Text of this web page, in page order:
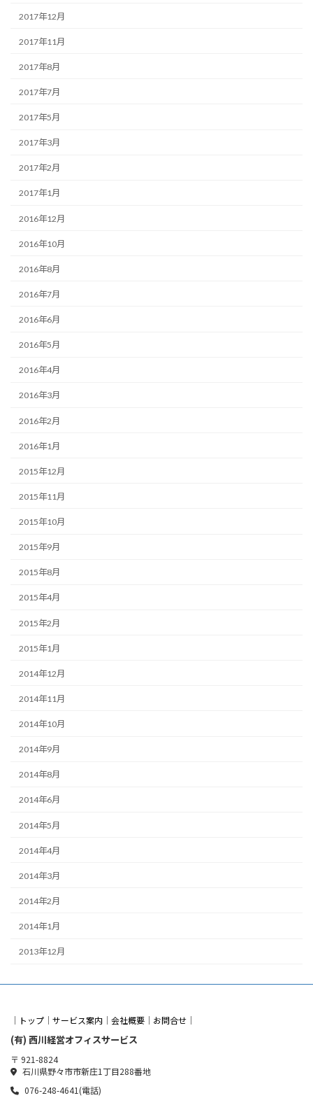
2017年12月
2017年11月
2017年8月
2017年7月
2017年5月
2017年3月
2017年2月
2017年1月
2016年12月
2016年10月
2016年8月
2016年7月
2016年6月
2016年5月
2016年4月
2016年3月
2016年2月
2016年1月
2015年12月
2015年11月
2015年10月
2015年9月
2015年8月
2015年4月
2015年2月
2015年1月
2014年12月
2014年11月
2014年10月
2014年9月
2014年8月
2014年6月
2014年5月
2014年4月
2014年3月
2014年2月
2014年1月
2013年12月
｜ トップ ｜ サービス案内 ｜ 会社概要 ｜ お問合せ ｜
(有) 西川経営オフィスサービス
〒 921-8824
石川県野々市市新庄1丁目288番地
076-248-4641(電話)